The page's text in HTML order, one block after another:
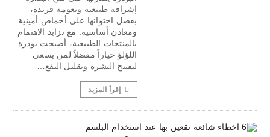
إشراقة طبيعية ونعومة فريدة،
بفضل احتوائها على أحماض أمينية
ومعادن أساسية. مع تزايد الاهتمام
بالمنتجات الطبيعية، أصبحت بودرة
اللؤلؤ خياراً مفضلاً لمن يسعى
لتفتيح البشرة وتقليل البقع…
إقرأ المزيد